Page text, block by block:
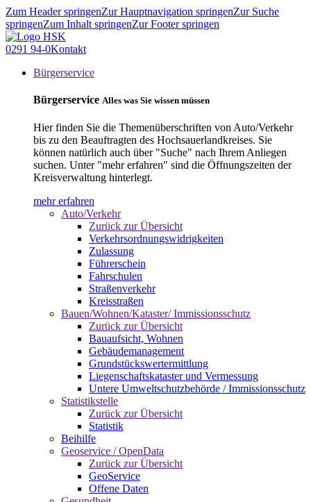
Zum Header springenZur Hauptnavigation springenZur Suche
springenZum Inhalt springenZur Footer springen
0291 94-0Kontakt
Bürgerservice
Bürgerservice Alles was Sie wissen müssen
Hier finden Sie die Themenüberschriften von Auto/Verkehr
bis zu den Beauftragten des Hochsauerlandkreises. Sie
können natürlich auch über "Suche" nach Ihrem Anliegen
suchen. Unter "mehr erfahren" sind die Öffnungszeiten der
Kreisverwaltung hinterlegt.
mehr erfahren
Auto/Verkehr
Zurück zur Übersicht
Verkehrsordnungswidrigkeiten
Zulassung
Führerschein
Fahrschulen
Straßenverkehr
Kreisstraßen
Bauen/Wohnen/Kataster/ Immissionsschutz
Zurück zur Übersicht
Bauaufsicht, Wohnen
Gebäudemanagement
Grundstückswertermittlung
Liegenschaftskataster und Vermessung
Untere Umweltschutzbehörde / Immissionsschutz
Statistikstelle
Zurück zur Übersicht
Statistik
Beihilfe
Geoservice / OpenData
Zurück zur Übersicht
GeoService
Offene Daten